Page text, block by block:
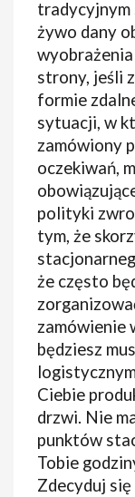
tradycyjnym
żywo dany
strony, jeśli
formie
sytuacji, w
zamówiony
oczekiwań,
polityki
tym, że
że często
zamówienie
będziesz
Ciebie
drzwi. Nie
punktów
Tobie
Zdecyduj